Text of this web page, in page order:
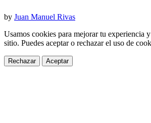
by Juan Manuel Rivas
Usamos cookies para mejorar tu experiencia
sitio. Puedes aceptar o rechazar el uso de
Rechazar Aceptar